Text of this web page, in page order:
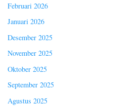
Februari 2026
Januari 2026
Desember 2025
November 2025
Oktober 2025
September 2025
Agustus 2025